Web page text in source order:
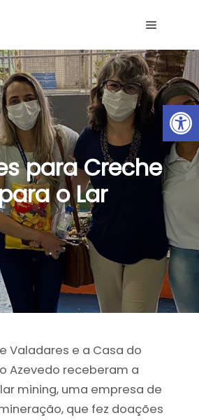
para Creche
o Lar
Valadares e a Casa do
Azevedo receberam a
mining, uma empresa de
que fez doações